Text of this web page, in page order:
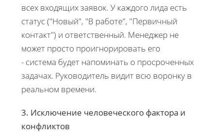
всех входящих заявок. У каждого лида есть
статус ("Новый", "В работе", "Первичный
контакт") и ответственный. Менеджер не
может просто проигнорировать его
- система будет напоминать о просроченных
задачах. Руководитель видит всю воронку в
реальном времени.
3. Исключение человеческого фактора и
конфликтов